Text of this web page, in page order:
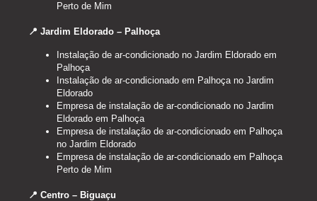
Perto de Mim
📍 Jardim Eldorado – Palhoça
Instalação de ar-condicionado no Jardim Eldorado em
Palhoça
Instalação de ar-condicionado em Palhoça no Jardim
Eldorado
Empresa de instalação de ar-condicionado no Jardim
Eldorado em Palhoça
Empresa de instalação de ar-condicionado em Palhoça
no Jardim Eldorado
Empresa de instalação de ar-condicionado em Palhoça
Perto de Mim
📍 Centro – Biguaçu